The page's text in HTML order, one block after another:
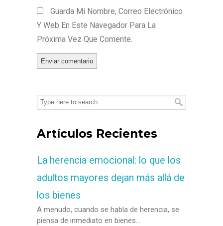
Guarda Mi Nombre, Correo Electrónico
Y Web En Este Navegador Para La
Próxima Vez Que Comente.
Artículos Recientes
La herencia emocional: lo que los
adultos mayores dejan más allá de
los bienes
A menudo, cuando se habla de herencia, se
piensa de inmediato en bienes...